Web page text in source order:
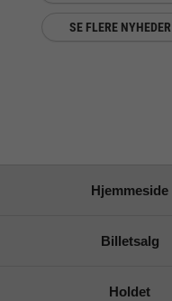
SE FLERE NYHEDER
Hjemmeside
Billetsalg
Holdet